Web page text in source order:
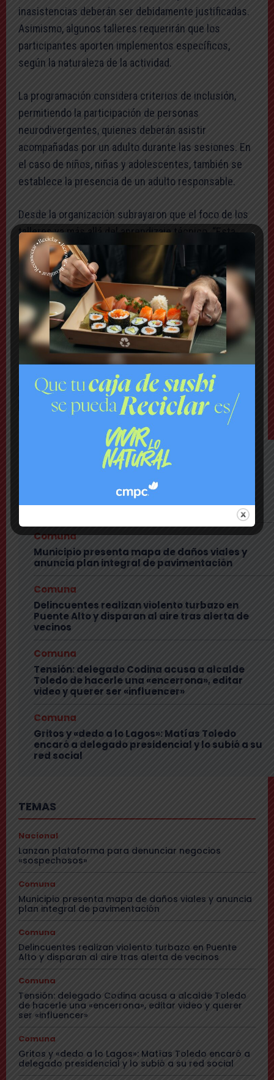
inasistencias deberán ser debidamente justificadas.
Asimismo, algunos talleres requerirán que los
participantes aporten implementos específicos,
según la naturaleza de la actividad.
La programación considera criterios de inclusión,
permitiendo la participación de personas
neurodivergentes, quienes deberán asistir
acompañadas por un adulto durante las sesiones. En
el caso de niños, niñas y adolescentes, también se
establece la presencia de un adulto responsable.
Desde la organización subrayaron que el foco de los
talleres va más allá del aprendizaje técnico. “Esta
programación no es solo para aprender una técnica
artística, sino también para compartir, para
expresarse, para moverse y para ocupar el tiempo
libre de una forma positiva y cuidada”, indicó
Visitación, enfatizando que se busca fortalecer el
sentido de comunidad en los distintos barrios de
Puente Alto.
TAGS CORPORACIÓN CULTURAL DE PUENTE ALTO PUENTE ALTO
TALLERES DE VERANO
LO MÁS VISTO ESTA SEMANA
Lanzan plataforma para denunciar negocios
«sospechosos»
Comuna
Municipio presenta mapa de daños viales y
anuncia plan integral de pavimentación
Comuna
Delincuentes realizan violento turbazo en
Puente Alto y disparan al aire tras alerta de
vecinos
Comuna
Tensión: delegado Codina acusa a alcalde
Toledo de hacerle una «encerrona», editar
video y querer ser «influencer»
Comuna
Gritos y «dedo a lo Lagos»: Matías Toledo
encaró a delegado presidencial y lo subió a su
red social
TEMAS
Nacional
Lanzan plataforma para denunciar negocios
«sospechosos»
Comuna
Municipio presenta mapa de daños viales y anuncia
plan integral de pavimentación
Comuna
Delincuentes realizan violento turbazo en Puente
Alto y disparan al aire tras alerta de vecinos
Comuna
Tensión: delegado Codina acusa a alcalde Toledo
de hacerle una «encerrona», editar video y querer
ser «influencer»
Comuna
Gritos y «dedo a lo Lagos»: Matías Toledo encaró a
delegado presidencial y lo subió a su red social